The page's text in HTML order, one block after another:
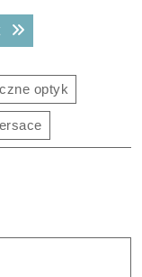
Next post:
optyk